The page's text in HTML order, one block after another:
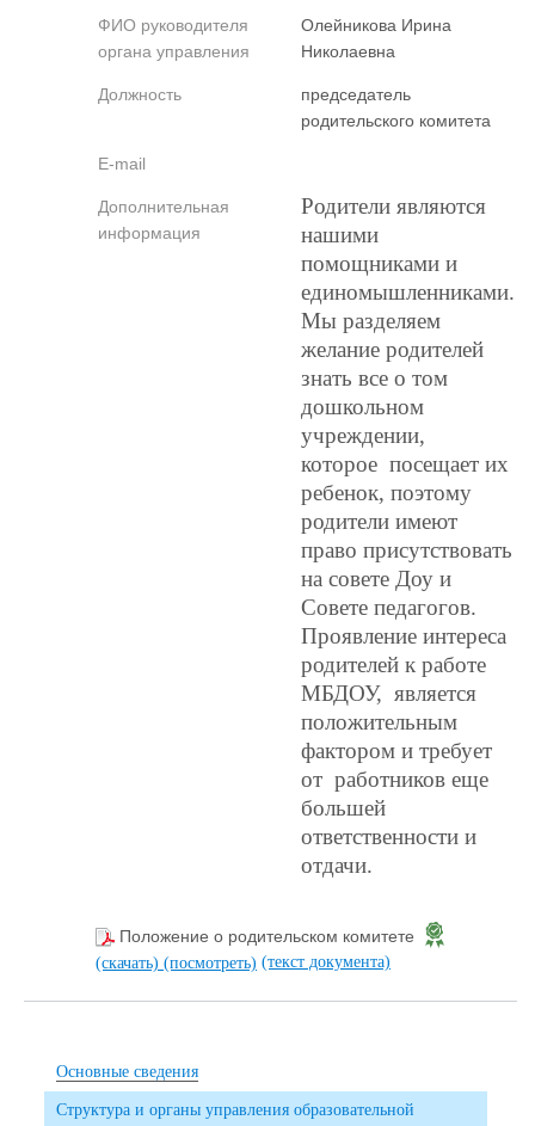
ФИО руководителя
органа управления
Олейникова Ирина
Николаевна
Должность
председатель
родительского комитета
E-mail
Дополнительная
информация
Родители являются
нашими
помощниками и
единомышленниками.
Мы разделяем
желание родителей
знать все о том
дошкольном
учреждении,
которое посещает их
ребенок, поэтому
родители имеют
право присутствовать
на совете Доу и
Совете педагогов.
Проявление интереса
родителей к работе
МБДОУ, является
положительным
фактором и требует
от работников еще
большей
ответственности и
отдачи.
Положение о родительском комитете
(скачать) (посмотреть) (текст документа)
Основные сведения
Структура и органы управления образовательной